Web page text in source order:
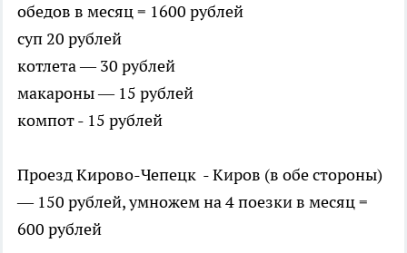
обедов в месяц = 1600 рублей
суп 20 рублей
котлета — 30 рублей
макароны — 15 рублей
компот - 15 рублей
Проезд Кирово-Чепецк - Киров (в обе стороны)
— 150 рублей, умножем на 4 поезки в месяц =
600 рублей